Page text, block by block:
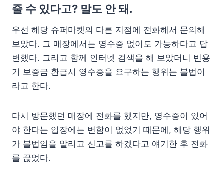
줄 수 있다고? 말도 안 돼.
우선 해당 슈퍼마켓의 다른 지점에 전화해서 문의해
보았다. 그 매장에서는 영수증 없이도 가능하다고 답
변했다. 그리고 함께 인터넷 검색을 해 보았더니 빈용
기 보증금 환급시 영수증을 요구하는 행위는 불법이
라고 한다.
다시 방문했던 매장에 전화를 했지만, 영수증이 있어
야 한다는 입장에는 변함이 없었기 때문에, 해당 행위
가 불법임을 알리고 신고를 하겠다고 얘기한 후 전화
를 끊었다.